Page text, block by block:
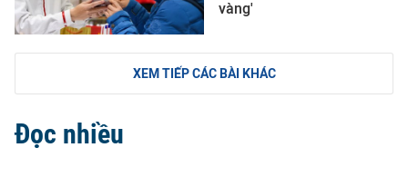
vàng'
XEM TIẾP CÁC BÀI KHÁC
Đọc nhiều